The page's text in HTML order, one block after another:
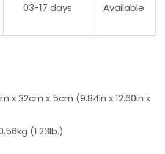
03-17 days Available
x 32cm x 5cm (9.84in x 12.60in x
(1.23lb.)